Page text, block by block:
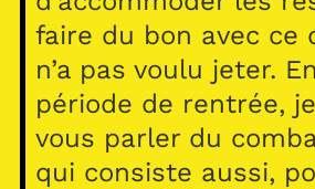
faire du bon avec ce
n’a pas voulu jeter.
période de rentrée,
vous parler du
qui consiste aussi,